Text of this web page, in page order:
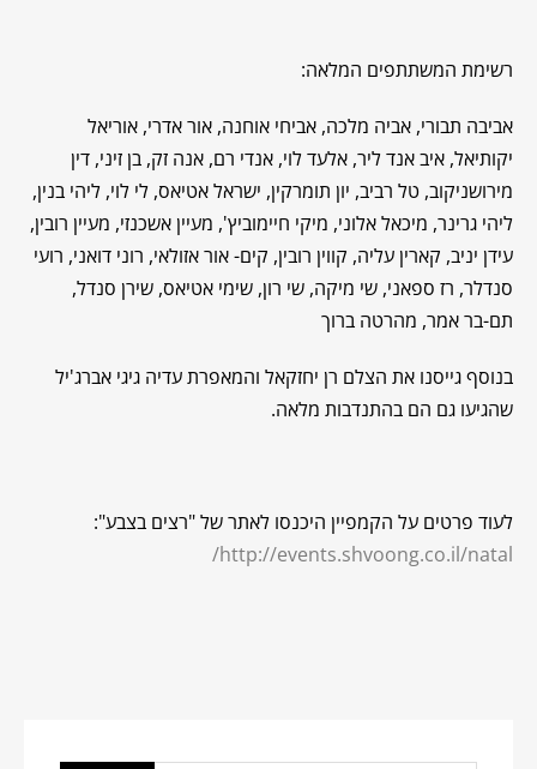
רשימת המשתתפים המלאה:
אביבה תבורי, אביה מלכה, אביחי אוחנה, אור אדרי, אוריאל
יקותיאל, איב אנד ליר, אלעד לוי, אנדי רם, אנה זק, בן זיני, דין
מירושניקוב, טל רביב, יון תומרקין, ישראל אטיאס, לי לוי, ליהי בנין,
ליהי גרינר, מיכאל אלוני, מיקי חיימוביץ', מעיין אשכנזי, מעיין רובין,
עידן יניב, קארין עליה, קווין רובין, קים- אור אזולאי, רוני דואני, רועי
סנדלר, רז ספאני, שי מיקה, שי רון, שימי אטיאס, שירן סנדל,
תם-בר אמר, מהרטה ברוך
בנוסף גייסנו את הצלם רן יחזקאל והמאפרת עדיה גיגי אברג'יל
שהגיעו גם הם בהתנדבות מלאה.
לעוד פרטים על הקמפיין היכנסו לאתר של "רצים בצבע":
http://events.shvoong.co.il/natal/